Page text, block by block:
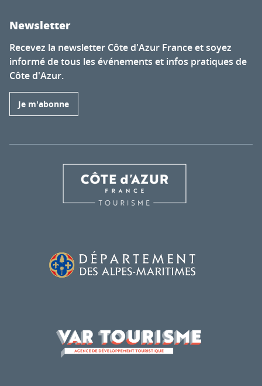
Newsletter
Recevez la newsletter Côte d'Azur France et soyez
informé de tous les événements et infos pratiques de
Côte d'Azur.
Je m'abonne